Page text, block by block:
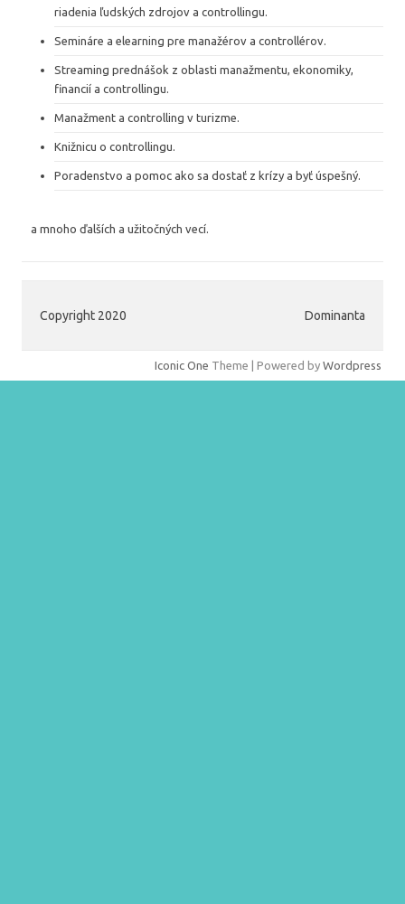
riadenia ľudských zdrojov a controllingu.
Semináre a elearning pre manažérov a controllérov.
Streaming prednášok z oblasti manažmentu, ekonomiky,
financií a controllingu.
Manažment a controlling v turizme.
Knižnicu o controllingu.
Poradenstvo a pomoc ako sa dostať z krízy a byť úspešný.
a mnoho ďalších a užitočných vecí.
Copyright 2020 Dominanta
Iconic One Theme | Powered by Wordpress